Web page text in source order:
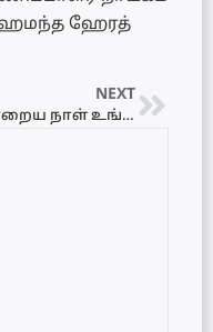
ஹேரத்
NEXT
இன்றைய நாள் உங்களுக்கு எப்படி? 24.06.2021 – வியாழக்கிழமை